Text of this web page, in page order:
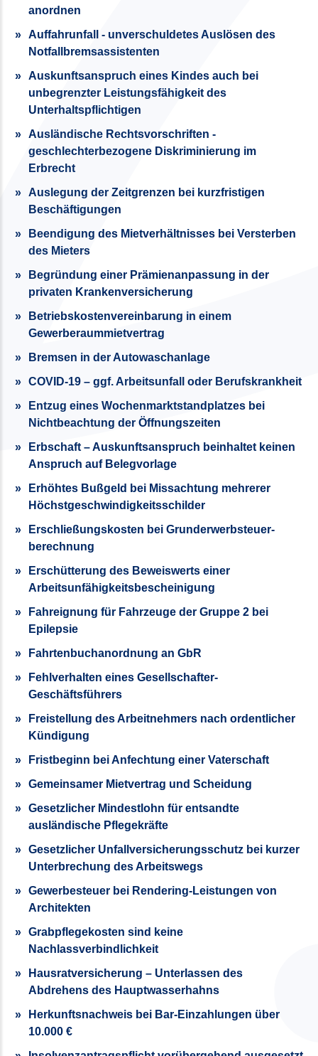
anordnen
Auffahrunfall - unverschuldetes Auslösen des
Notfallbremsassistenten
Auskunftsanspruch eines Kindes auch bei
unbegrenzter Leistungsfähigkeit des
Unterhaltspflichtigen
Ausländische Rechtsvorschriften -
geschlechterbezogene Diskriminierung im
Erbrecht
Auslegung der Zeitgrenzen bei kurzfristigen
Beschäftigungen
Beendigung des Mietverhältnisses bei Versterben
des Mieters
Begründung einer Prämienanpassung in der
privaten Krankenversicherung
Betriebskostenvereinbarung in einem
Gewerberaummietvertrag
Bremsen in der Autowaschanlage
COVID-19 – ggf. Arbeitsunfall oder Berufskrankheit
Entzug eines Wochenmarktstandplatzes bei
Nichtbeachtung der Öffnungszeiten
Erbschaft – Auskunftsanspruch beinhaltet keinen
Anspruch auf Belegvorlage
Erhöhtes Bußgeld bei Missachtung mehrerer
Höchstgeschwindigkeitsschilder
Erschließungskosten bei Grunderwerb­steuer­
berechnung
Erschütterung des Beweiswerts einer
Arbeitsunfähigkeitsbescheinigung
Fahreignung für Fahrzeuge der Gruppe 2 bei
Epilepsie
Fahrtenbuchanordnung an GbR
Fehlverhalten eines Gesellschafter-
Geschäftsführers
Freistellung des Arbeitnehmers nach ordentlicher
Kündigung
Fristbeginn bei Anfechtung einer Vaterschaft
Gemeinsamer Mietvertrag und Scheidung
Gesetzlicher Mindestlohn für entsandte
ausländische Pflegekräfte
Gesetzlicher Unfallversicherungsschutz bei kurzer
Unterbrechung des Arbeitswegs
Gewerbesteuer bei Rendering-Leistungen von
Architekten
Grabpflegekosten sind keine
Nachlassverbindlichkeit
Hausratversicherung – Unterlassen des
Abdrehens des Hauptwasserhahns
Herkunftsnachweis bei Bar-Einzahlungen über
10.000 €